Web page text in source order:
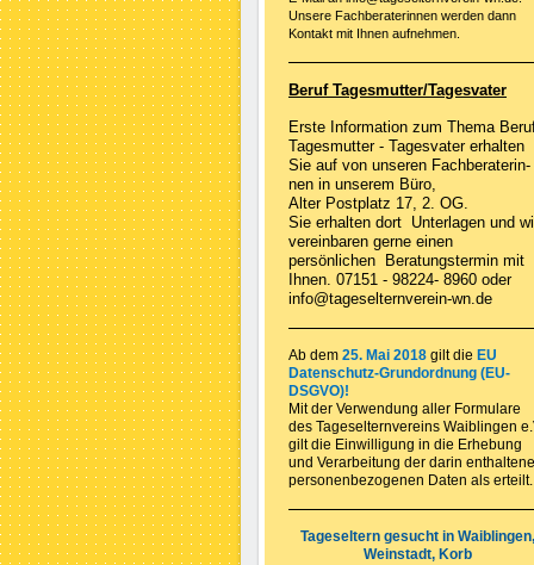
Unsere Fachberaterinnen werden dann
Kontakt mit Ihnen aufnehmen.
Beruf Tagesmutter/Tagesvater
Erste Information zum Thema
Tagesmutter - Tagesvater erhalten
Sie auf von unseren Fachberaterin-
nen in unserem Büro,
Alter Postplatz 17, 2. OG.
Sie erhalten dort Unterlagen und
vereinbaren gerne einen
persönlichen Beratungstermin mit
Ihnen. 07151 - 98224- 8960 oder
info@tageselternverein-wn.de
Ab dem 25. Mai 2018 gilt die EU
Datenschutz-Grundordnung (EU-
DSGVO)!
Mit der Verwendung aller Formulare
des Tageselternvereins Waiblingen
gilt die Einwilligung in die Erhebung
und Verarbeitung der darin
personenbezogenen Daten als erteilt.
Tageseltern gesucht in Waiblingen,
Weinstadt, Korb